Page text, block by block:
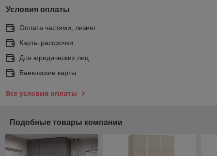
Условия оплаты
Оплата частями, лизинг
Карты рассрочки
Для юридических лиц
Банковские карты
Все условия оплаты
Подобные товары компании